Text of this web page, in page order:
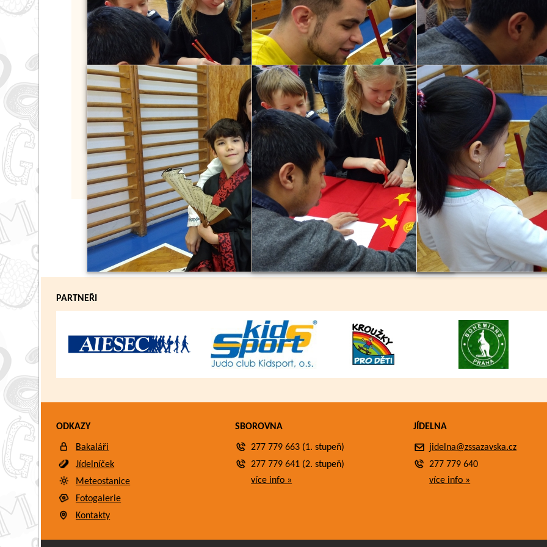
PARTNEŘI
ODKAZY
Bakaláři
Jídelníček
Meteostanice
Fotogalerie
Kontakty
SBOROVNA
277 779 663 (1. stupeň)
277 779 641 (2. stupeň)
více info »
JÍDELNA
jidelna@zssazavska.cz
277 779 640
více info »